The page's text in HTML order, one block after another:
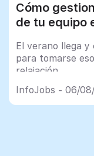
Cómo
de tu equipo
El verano llega y
para tomarse
relajación
InfoJobs - 06/